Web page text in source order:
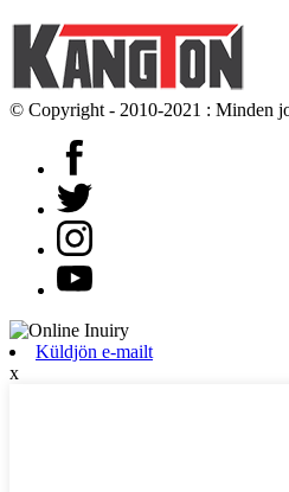
© Copyright - 2010-2021 : Minden
Küldjön e-mailt
x